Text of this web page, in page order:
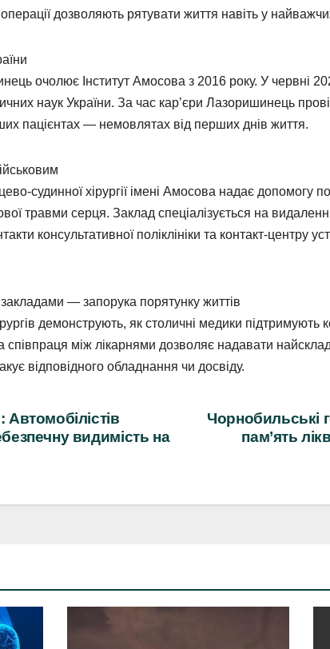
дозволяють рятувати життя навіть у
очолює Інститут Амосова з 2016 року. У червні
наук України. За час кар’єри Лазоришинець
пацієнтах — немовлятах від перших днів життя.
судинної хірургії імені Амосова надає допомогу
травми серця. Заклад спеціалізується на
консультативної поліклініки та контакт-центру
— запорука порятунку життів
демонструють, як столичні медики підтримують
співпраця між лікарнями дозволяє надавати
відповідного обладнання чи досвіду.
Чорнобильські
пам’ять
видимість на